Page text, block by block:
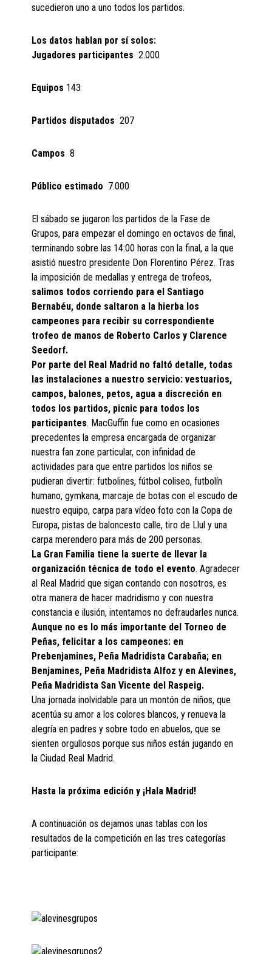
sucedieron uno a uno todos los partidos.
Los datos hablan por sí solos:
Jugadores participantes2.000
Equipos 143
Partidos disputados 207
Campos8
Público estimado 7.000
El sábado se jugaron los partidos de la Fase de
Grupos, para empezar el domingo en octavos de final,
terminando sobre las 14:00 horas con la final, a la que
asistió nuestro presidente Don Florentino Pérez. Tras
la imposición de medallas y entrega de trofeos,
salimos todos corriendo para el Santiago
Bernabéu, donde saltaron a la hierba los
campeones para recibir su correspondiente
trofeo de manos de Roberto Carlos y Clarence
Seedorf.
Por parte del Real Madrid no faltó detalle, todas
las instalaciones a nuestro servicio: vestuarios,
campos, balones, petos, agua a discreción en
todos los partidos, picnic para todos los
participantes. MacGuffin fue como en ocasiones
precedentes la empresa encargada de organizar
nuestra fan zone particular, con infinidad de
actividades para que entre partidos los niños se
pudieran divertir: futbolines, fútbol coliseo, futbolín
humano, gymkana, marcaje de botas con el escudo de
nuestro equipo, carpa para vídeo foto con la Copa de
Europa, pistas de baloncesto calle, tiro de Llul y una
carpa merendero para más de 200 personas.
La Gran Familia tiene la suerte de llevar la
organización técnica de todo el evento. Agradecer
al Real Madrid que sigan contando con nosotros, es
otra manera de hacer madridismo y con nuestra
constancia e ilusión, intentamos no defraudarles nunca.
Aunque no es lo más importante del Torneo de
Peñas, felicitar a los campeones: en
Prebenjamines, Peña Madridista Carabaña; en
Benjamines, Peña Madridista Alfoz y en Alevines,
Peña Madridista San Vicente del Raspeig.
Una jornada inolvidable para un montón de niños, que
acentúa su amor a los colores blancos, y renueva la
alegría en padres y sobre todo en abuelos, que se
sienten orgullosos porque sus niños están jugando en
la Ciudad Real Madrid.
Hasta la próxima edición y ¡Hala Madrid!
A continuación os dejamos unas tablas con los
resultados de la competición en las tres categorías
participante: